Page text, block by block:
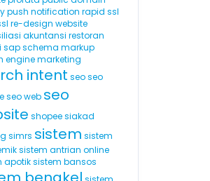
push notification rapid ssl
re-design website
akuntansi restoran
sap schema markup
engine marketing
intent seo seo
seo web seo
shopee siakad
simrs sistem sistem
sistem antrian online
apotik sistem bansos